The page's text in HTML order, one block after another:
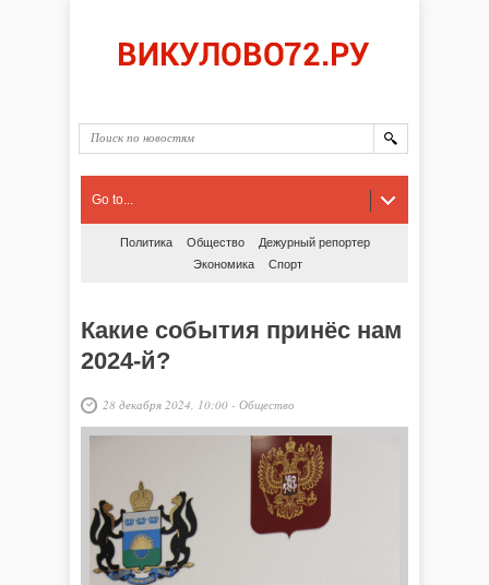
Go to...
Политика Общество
Дежурный репортер
Экономика
Спорт
Какие события принёс нам
2024-й?
28 декабря 2024, 10:00 - Общество